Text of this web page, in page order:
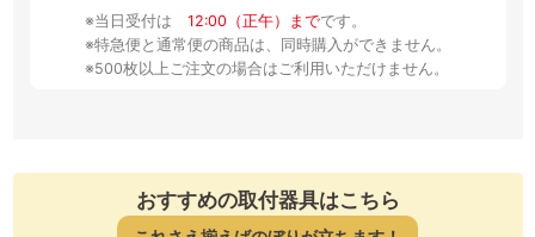
※当日受付は 12:00（正午）までです。
※特急便と通常便の商品は、同時購入ができません。
※500枚以上ご注文の場合はご利用いただけません。
おすすめの取付器具はこちら